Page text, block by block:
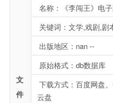
文
件
名称：《李闯王》电
关键词：文学,戏剧,剧
出版地区：nan --
原始格式：db数据库
下载方式：百度网盘
云盘